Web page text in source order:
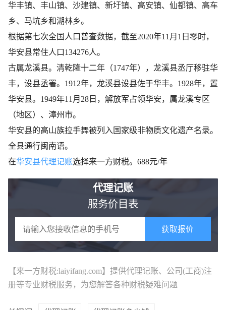
华丰镇、​丰山镇、​沙建镇、​新圩镇、​高安镇、​仙都镇、​高车
乡、​马坑乡和湖林乡。
根据第七次全国人口普查数据，截至2020年11月1日零时，
华安县常住人口134276人。
古属龙溪县。清乾隆十二年（1747年），龙溪县丞厅移驻华
丰，设县丞署。1912年，龙溪县设县佐于华丰。1928年，置
华安县。1949年11月28日，解放军占领华安，属龙溪专区
（地区）、漳州市。
华安县的高山族拉手舞被列入国家级非物质文化遗产名录。
全县通行闽南语。
在华安县代理记账选择来一方财税。688元/年
代理记账
服务价目表
获取报价
【来一方财税:laiyifang.com】提供代理记账、公司(工商)注
册等专业财税服务，为您解答各种财税疑难问题